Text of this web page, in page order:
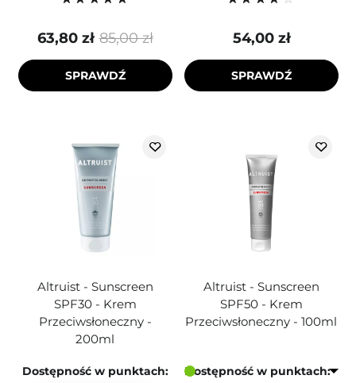
85,00 zł
63,80 zł
SPRAWDŹ
54,00 zł
SPRAWDŹ
Altruist - Sunscreen
SPF30 - Krem
Przeciwsłoneczny -
200ml
Dostępność w punktach:
Altruist - Sunscreen
SPF50 - Krem
Przeciwsłoneczny - 100ml
Dostępność w punktach: